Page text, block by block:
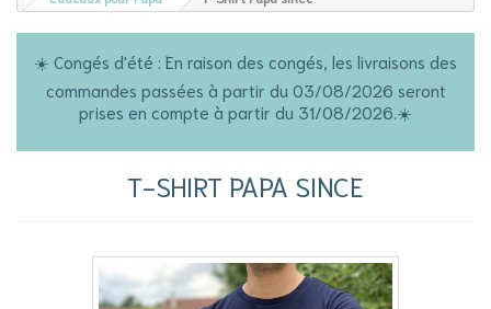
☀️ Congés d'été : En raison des congés, les livraisons des
commandes passées à partir du 03/08/2026 seront
prises en compte à partir du 31/08/2026.☀️
T-SHIRT PAPA SINCE